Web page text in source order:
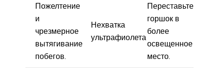
Пожелтение
и
чрезмерное
вытягивание
побегов.
Нехватка
ультрафиолета
Переставьте
горшок в
более
освещенное
место.